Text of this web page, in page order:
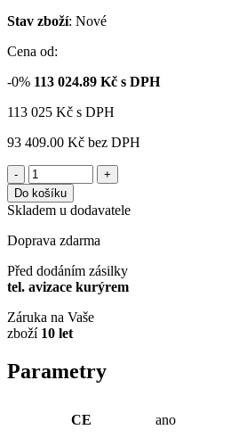
Stav zboží: Nové
Cena od:
-0% 113 024.89 Kč s DPH
113 025 Kč s DPH
93 409.00 Kč bez DPH
-
+
Do košíku
Skladem u dodavatele
Doprava zdarma
Před dodáním zásilky
tel. avizace kurýrem
Záruka na Vaše
zboží 10 let
Parametry
CE ano